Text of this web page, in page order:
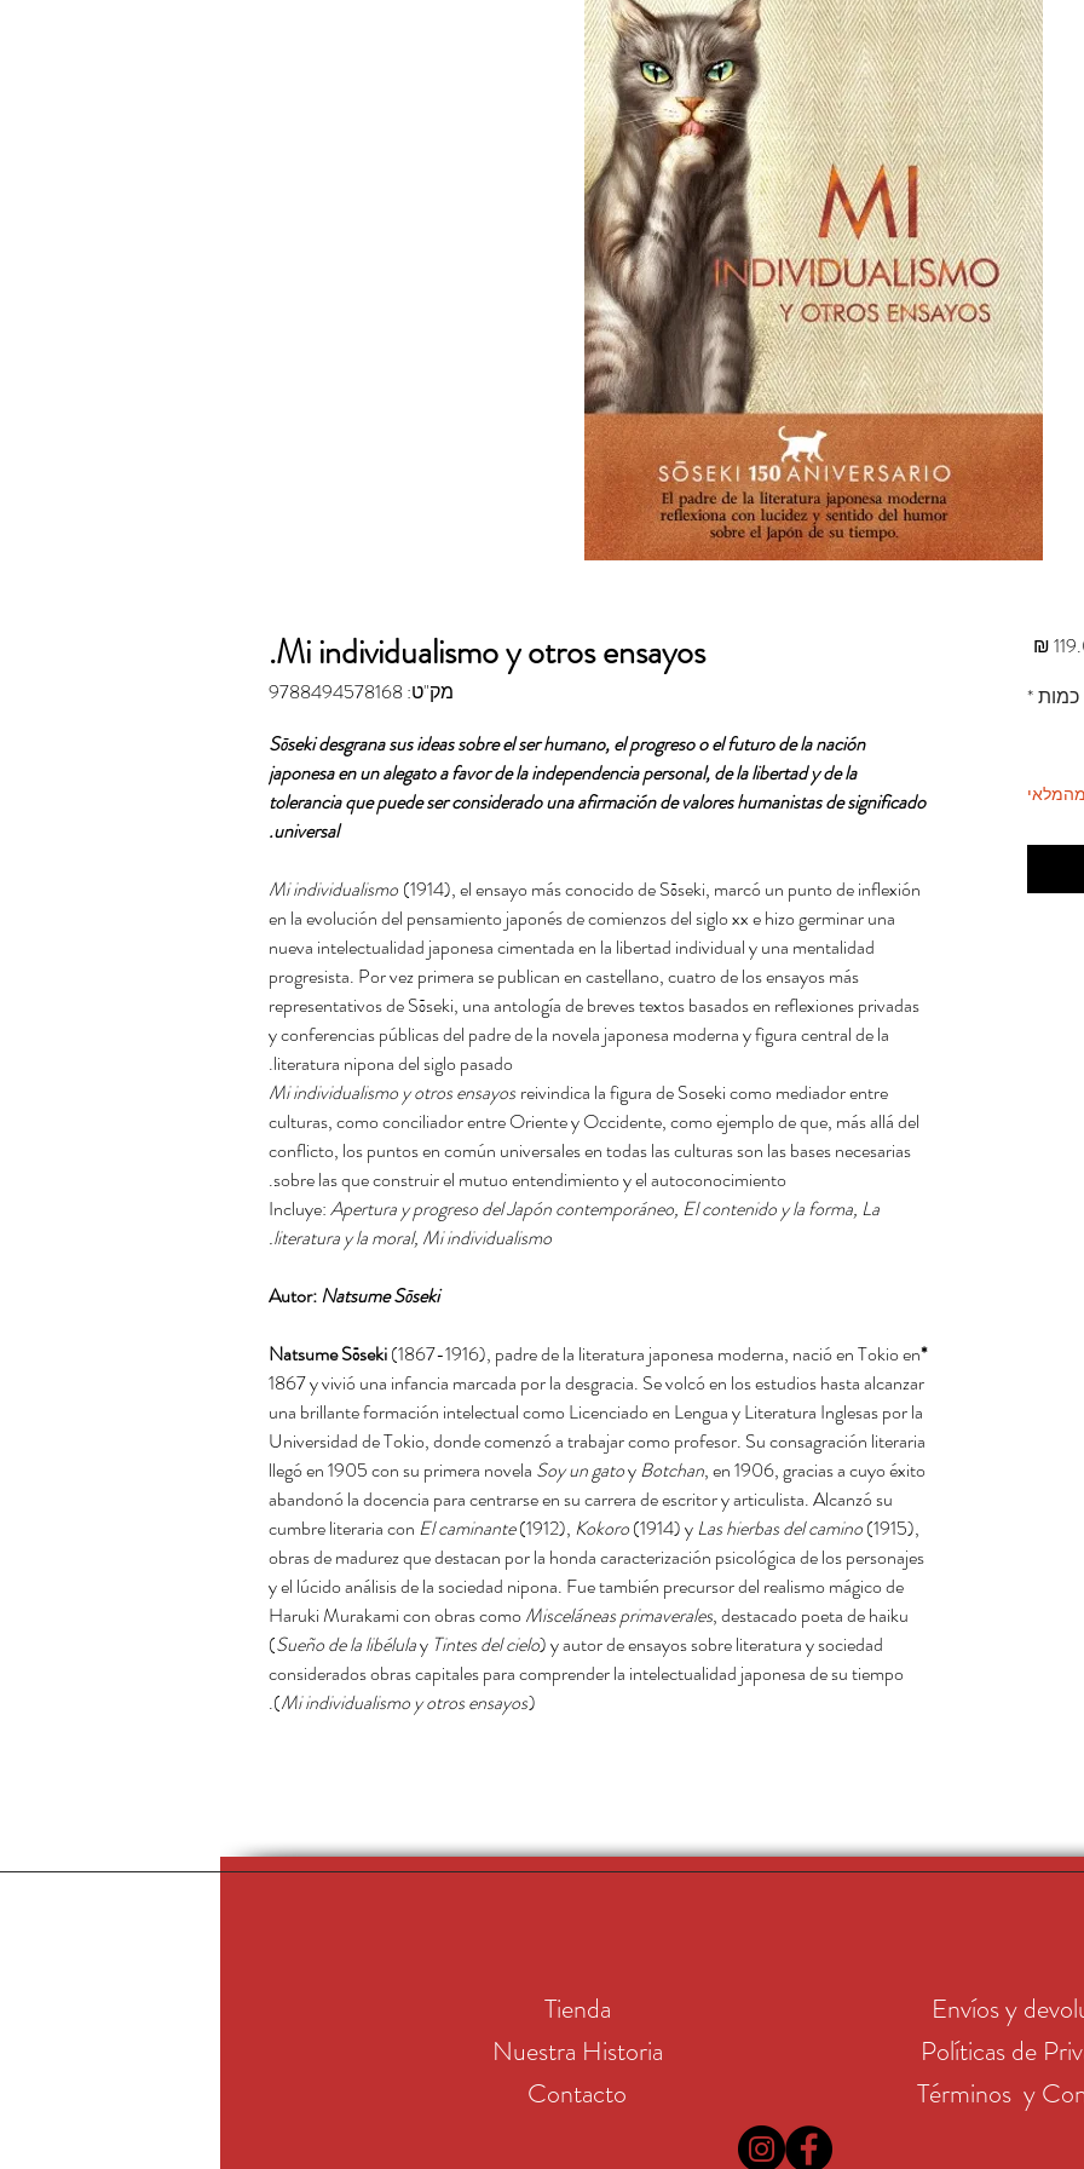
Mi individualismo y otros ensayos.
מק"ט: 9788494578168
Sōseki desgrana sus ideas sobre el ser humano, el progreso o el futuro de la nación
japonesa en un alegato a favor de la independencia personal, de la libertad y de la
tolerancia que puede ser considerado una afirmación de valores humanistas de significado
universal.
Mi individualismo (1914), el ensayo más conocido de Sōseki, marcó un punto de inflexión
en la evolución del pensamiento japonés de comienzos del siglo xx e hizo germinar una
nueva intelectualidad japonesa cimentada en la libertad individual y una mentalidad
progresista. Por vez primera se publican en castellano, cuatro de los ensayos más
representativos de Sōseki, una antología de breves textos basados en reflexiones privadas
y conferencias públicas del padre de la novela japonesa moderna y figura central de la
literatura nipona del siglo pasado.
Mi individualismo y otros ensayos reivindica la figura de Soseki como mediador entre
culturas, como conciliador entre Oriente y Occidente, como ejemplo de que, más allá del
conflicto, los puntos en común universales en todas las culturas son las bases necesarias
sobre las que construir el mutuo entendimiento y el autoconocimiento.
Incluye:Apertura y progreso del Japón contemporáneo, El contenido y la forma, La
literatura y la moral, Mi individualismo.
Autor:Natsume Sōseki
*Natsume Sōseki
(1867-1916), padre de la literatura japonesa moderna, nació en Tokio en
1867 y vivió una infancia marcada por la desgracia. Se volcó en los estudios hasta alcanzar
una brillante formación intelectual como Licenciado en Lengua y Literatura Inglesas por la
Universidad de Tokio, donde comenzó a trabajar como profesor. Su consagración literaria
llegó en 1905 con su primera novela Soy un gatoyBotchan, en 1906, gracias a cuyo éxito
abandonó la docencia para centrarse en su carrera de escritor y articulista. Alcanzó su
cumbre literaria con El caminante(1912), Kokoro(1914) yLas hierbas del camino(1915),
obras de madurez que destacan por la honda caracterización psicológica de los personajes
y el lúcido análisis de la sociedad nipona. Fue también precursor del realismo mágico de
Haruki Murakami con obras como Misceláneas primaverales, destacado poeta de haiku
(Sueño de la libélulay Tintes del cielo) y autor de ensayos sobre literatura y sociedad
considerados obras capitales para comprender la intelectualidad japonesa de su tiempo
(Mi individualismo y otros ensayos).
כמות*
Tienda
Nuestra Historia
Contacto
Envíos y
Políticas de
Términos y